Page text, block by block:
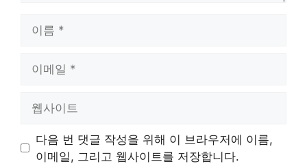
트
다음 번 댓글 작성을 위해 이 브라우저에 이름,
이메일, 그리고 웹사이트를 저장합니다.